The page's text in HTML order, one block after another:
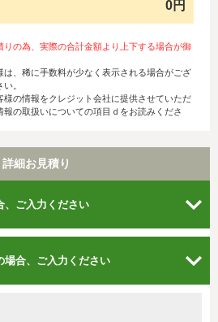
0円
の為、実際の合計金額より上下する場合が御
、稀に手数料が少なく表示される場合がござ
。
の情報をクレジット会社に提供させていただ
報の取扱いについての項目ｄをお読みくださ
詳細お見積り
、ご入力ください
場合、ご入力ください